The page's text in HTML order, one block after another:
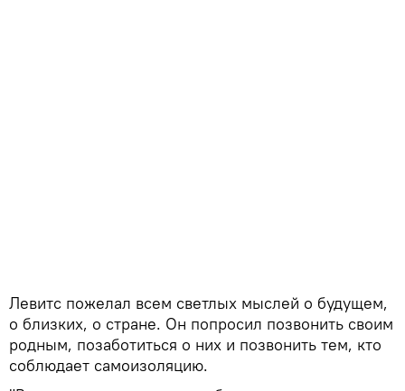
Левитс пожелал всем светлых мыслей о будущем,
о близких, о стране. Он попросил позвонить своим
родным, позаботиться о них и позвонить тем, кто
соблюдает самоизоляцию.